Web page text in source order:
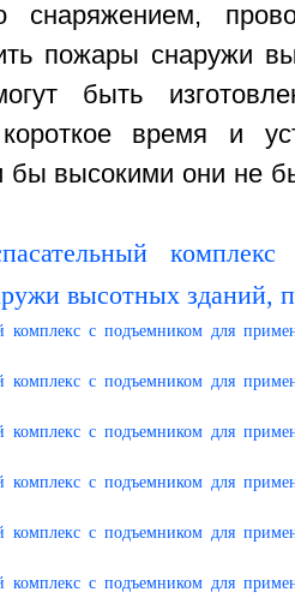
снаряжением,
пожары снаружи
быть
время и
бы высокими они не